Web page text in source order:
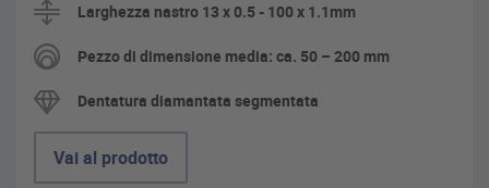
Larghezza nastro 13 x 0.5 - 100 x 1.1mm
Pezzo di dimensione media: ca. 50 – 200 mm
Dentatura diamantata segmentata
Vai al prodotto